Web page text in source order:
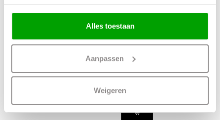
Alles toestaan
Aanpassen
Weigeren
Railspot
Trackline Malta
Railspot
Trackline Cilinder
Zwart - Goud
GU10
42,95